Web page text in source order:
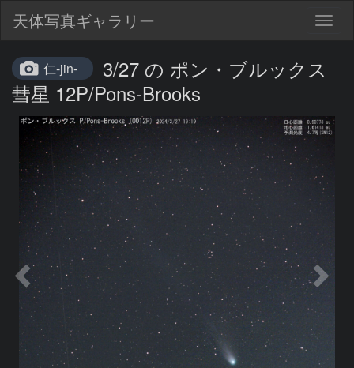
天体写真ギャラリー
仁-jin-
3/27 の ポン・ブルックス
彗星 12P/Pons-Brooks